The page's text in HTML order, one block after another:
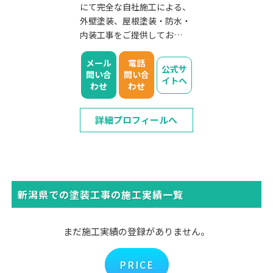
にて完全な自社施工による、
外壁塗装、屋根塗装・防水・
内装工事をご提供してお…
メール
問い合
わせ
電話
問い合
わせ
公式サ
イトへ
詳細プロフィールへ
新潟県での塗装工事の施工実績一覧
まだ施工実績の登録がありません。
PRICE